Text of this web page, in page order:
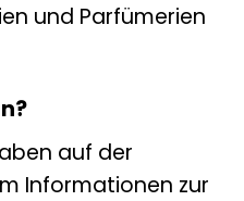
und Parfümerien
auf der
Informationen zur